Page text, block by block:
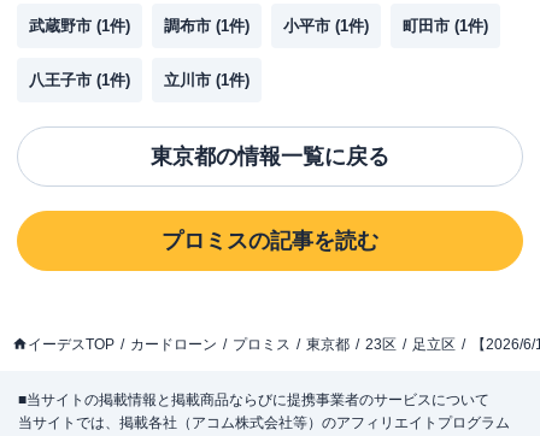
武蔵野市 (1件) 調布市 (1件) 小平市 (1件) 町田市 (1件)
八王子市 (1件) 立川市 (1件)
東京都の情報一覧に戻る
プロミスの記事を読む
イーデスTOP カードローン プロミス 東京都 23区 足立区 【2026/
■当サイトの掲載情報と掲載商品ならびに提携事業者のサービスについて
当サイトでは、掲載各社（アコム株式会社等）のアフィリエイトプログラム